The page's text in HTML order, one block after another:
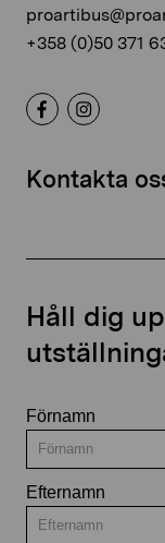
+358 (0)50 371
Kontakta
Håll dig
Förnamn
Efternamn